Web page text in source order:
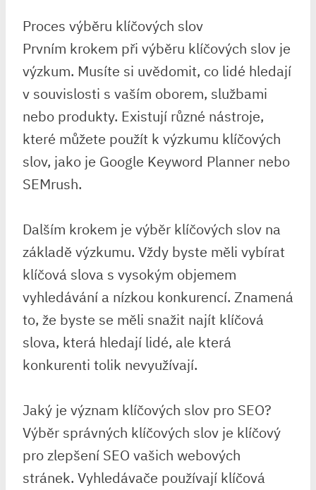
Proces výběru klíčových slov
Prvním krokem při výběru klíčových slov je
výzkum. Musíte si uvědomit, co lidé hledají
v souvislosti s vaším oborem, službami
nebo produkty. Existují různé nástroje,
které můžete použít k výzkumu klíčových
slov, jako je Google Keyword Planner nebo
SEMrush.
Dalším krokem je výběr klíčových slov na
základě výzkumu. Vždy byste měli vybírat
klíčová slova s vysokým objemem
vyhledávání a nízkou konkurencí. Znamená
to, že byste se měli snažit najít klíčová
slova, která hledají lidé, ale která
konkurenti tolik nevyužívají.
Jaký je význam klíčových slov pro SEO?
Výběr správných klíčových slov je klíčový
pro zlepšení SEO vašich webových
stránek. Vyhledávače používají klíčová